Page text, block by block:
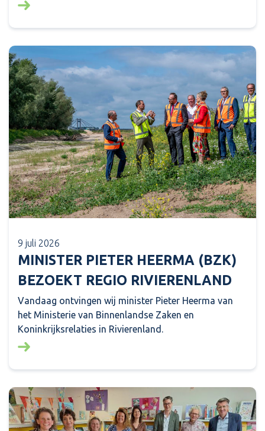
Lees meer over: Financiële bijdrage voor negen
9 juli 2026
MINISTER PIETER HEERMA (BZK)
BEZOEKT REGIO RIVIERENLAND
Vandaag ontvingen wij minister Pieter Heerma van
het Ministerie van Binnenlandse Zaken en
Koninkrijksrelaties in Rivierenland.
Lees meer over: Minister Pieter Heerma (BZK)